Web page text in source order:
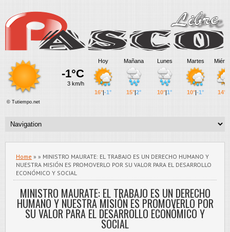
Home » » MINISTRO MAURATE: EL TRABAJO ES UN DERECHO HUMANO Y
NUESTRA MISIÓN ES PROMOVERLO POR SU VALOR PARA EL DESARROLLO
ECONÓMICO Y SOCIAL
MINISTRO MAURATE: EL TRABAJO ES UN DERECHO
HUMANO Y NUESTRA MISIÓN ES PROMOVERLO POR
SU VALOR PARA EL DESARROLLO ECONÓMICO Y
SOCIAL